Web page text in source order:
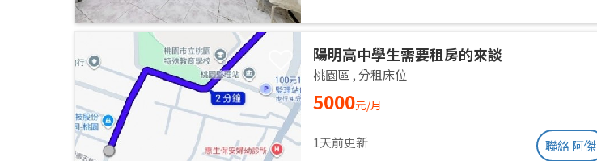
陽明高中學生需要租房的來談
桃園區 ,分租床位
5000元/月
1天前更新 聯絡 阿傑